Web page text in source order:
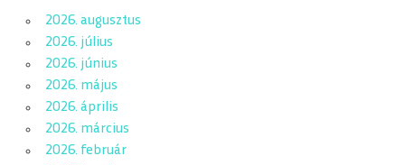
2026. augusztus
2026. július
2026. június
2026. május
2026. április
2026. március
2026. február